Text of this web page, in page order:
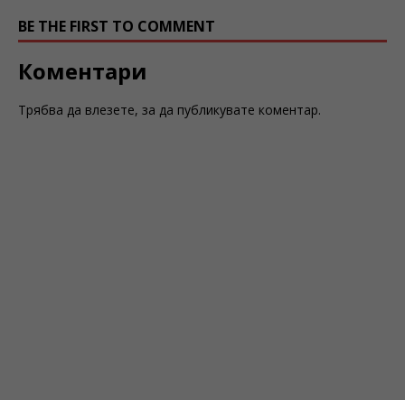
BE THE FIRST TO COMMENT
Коментари
Трябва да влезете, за да публикувате коментар.